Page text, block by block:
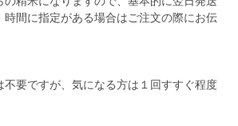
時間に指定がある場合はご注文の際にお伝
不要ですが、気になる方は１回すすぐ程度